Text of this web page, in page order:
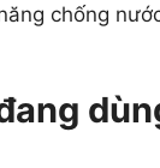
chống